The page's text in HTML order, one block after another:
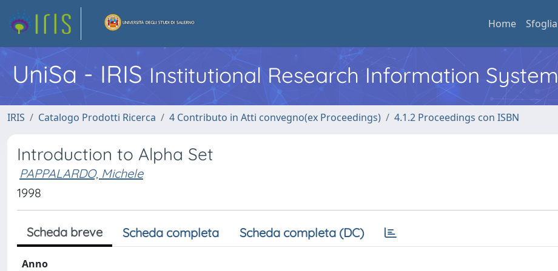
Home Sfoglia
UniSa - IRIS Institutional Research Information System
IRIS Catalogo Prodotti Ricerca 4 Contributo in Atti convegno(ex Proceedings) 4.1.2 Proceedings con ISBN
Introduction to Alpha Set
PAPPALARDO, Michele
1998
Scheda breve Scheda completa Scheda completa (DC)
Anno